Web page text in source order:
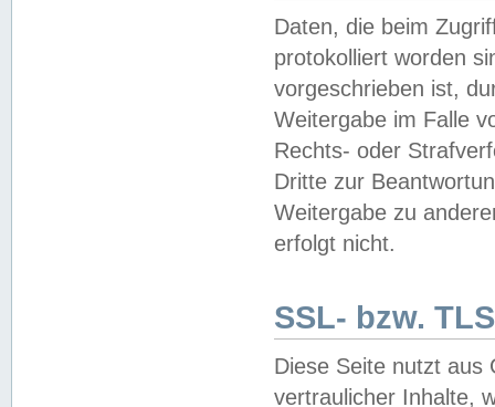
Daten, die beim
protokolliert worden
vorgeschrieben ist,
Weitergabe im Falle
Rechts- oder
Dritte zur
Weitergabe zu
erfolgt nicht.
SSL- bzw.
Diese Seite nutzt aus
vertraulicher Inhalte,